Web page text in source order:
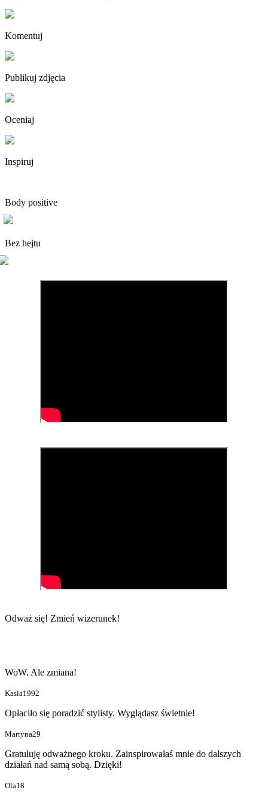
Komentuj
Publikuj zdjęcia
Oceniaj
Inspiruj
Body positive
Bez hejtu
Odważ się! Zmień wizerunek!
WoW. Ale zmiana!
Kasia1992
Opłaciło się poradzić stylisty. Wyglądasz świetnie!
Martyna29
Gratuluję odważnego kroku. Zainspirowałaś mnie do dalszych
działań nad samą sobą. Dzięki!
Ola18